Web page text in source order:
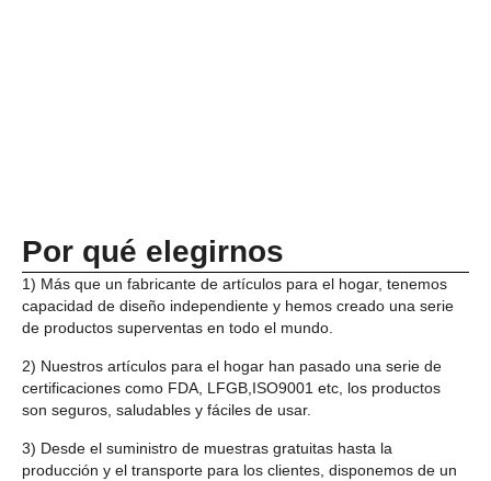
Por qué elegirnos
1) Más que un fabricante de artículos para el hogar, tenemos
capacidad de diseño independiente y hemos creado una serie
de productos superventas en todo el mundo.
2) Nuestros artículos para el hogar han pasado una serie de
certificaciones como FDA, LFGB,ISO9001 etc, los productos
son seguros, saludables y fáciles de usar.
3) Desde el suministro de muestras gratuitas hasta la
producción y el transporte para los clientes, disponemos de un